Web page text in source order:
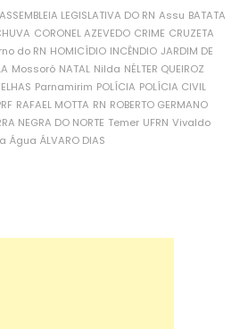
ASSEMBLEIA LEGISLATIVA DO RN Assu BATATA
CORONEL AZEVEDO CRIME CRUZETA
do RN HOMICÍDIO INCÊNDIO JARDIM DE
Mossoró NATAL Nilda NÉLTER QUEIROZ
Parnamirim POLÍCIA POLÍCIA CIVIL
RAFAEL MOTTA RN ROBERTO GERMANO
NEGRA DO NORTE Temer UFRN Vivaldo
Água ÁLVARO DIAS